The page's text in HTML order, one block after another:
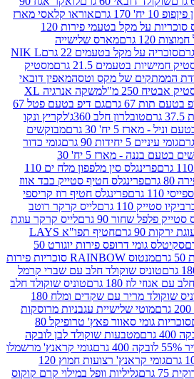
אוראו קלאסי מארז
לוקיטוס סוכריות על מקל בטעמי פירות 120
מארס שלישייה
מקל בטעמים 22 גרם
NIK L
21.5 גרם
מסטיק
של מקס וטסהמאפין דובאי
משקה אנרגיה XL
גם דיפ בטעם פטל 67
חלב 360ג'
לקריץ ונקו
30 גרם
מבוקשים
גרם
גומי כדור
מבוקשים בטעם בננה - מארז 5 יח' 30
פרינגלס סין מלפפון מלח ים 110
חטיף סטייק כבד אווז
פרינגלס חטיף רוז קריספי
לייס קרקר רוטב
90 גרם
לייס קרקר עוגת
חטיף תפו"א LAYS
סקיטלס גומי דרופס פירות יוגורט 50
מנטוס RAINBOW סוכריות פירות
שוקולד חלב עם שברי קרמל
גרם
טוניס שוקולד חלב
טוניס שוקולד מריר עם שקדים ומלח 180
שלישיית עגבניות מרוסקות
סוכריות גומי סאוור פאץ' טרופיקל 80
מטבעות שוקולד לבן לובקה
גומי קראנץ' מרשמלו
גומי קראנץ' רצועות חמוץ 120
גליליות וופל במילוי קרם קוקוס